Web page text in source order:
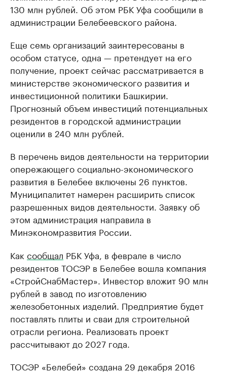
130 млн рублей. Об этом РБК Уфа сообщили в
администрации Белебеевского района.
Еще семь организаций заинтересованы в
особом статусе, одна — претендует на его
получение, проект сейчас рассматривается в
министерстве экономического развития и
инвестиционной политики Башкирии.
Прогнозный объем инвестиций потенциальных
резидентов в городской администрации
оценили в 240 млн рублей.
В перечень видов деятельности на территории
опережающего социально-экономического
развития в Белебее включены 26 пунктов.
Муниципалитет намерен расширить список
разрешенных видов деятельности. Заявку об
этом администрация направила в
Минэкономразвития России.
Как сообщал РБК Уфа, в феврале в число
резидентов ТОСЭР в Белебее вошла компания
«СтройСнабМастер». Инвестор вложит 90 млн
рублей в завод по изготовлению
железобетонных изделий. Предприятие будет
поставлять плиты и сваи для строительной
отрасли региона. Реализовать проект
рассчитывают до 2027 года.
ТОСЭР «Белебей» создана 29 декабря 2016